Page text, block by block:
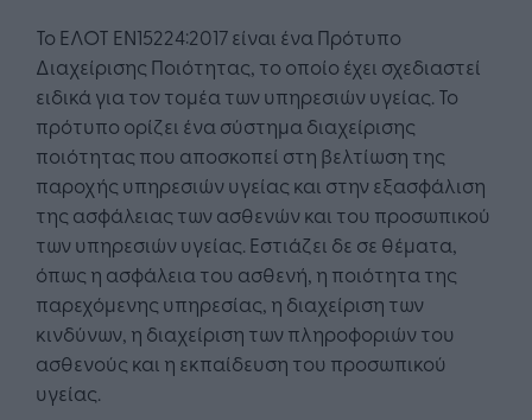
Το ΕΛΟΤ EN15224:2017 είναι ένα Πρότυπο
Διαχείρισης Ποιότητας, το οποίο έχει σχεδιαστεί
ειδικά για τον τομέα των υπηρεσιών υγείας. Το
πρότυπο ορίζει ένα σύστημα διαχείρισης
ποιότητας που αποσκοπεί στη βελτίωση της
παροχής υπηρεσιών υγείας και στην εξασφάλιση
της ασφάλειας των ασθενών και του προσωπικού
των υπηρεσιών υγείας. Εστιάζει δε σε θέματα,
όπως η ασφάλεια του ασθενή, η ποιότητα της
παρεχόμενης υπηρεσίας, η διαχείριση των
κινδύνων, η διαχείριση των πληροφοριών του
ασθενούς και η εκπαίδευση του προσωπικού
υγείας.